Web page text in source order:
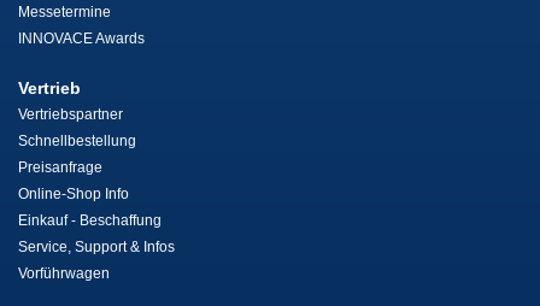
Messetermine
INNOVACE Awards
Vertrieb
Vertriebspartner
Schnellbestellung
Preisanfrage
Online-Shop Info
Einkauf - Beschaffung
Service, Support & Infos
Vorführwagen